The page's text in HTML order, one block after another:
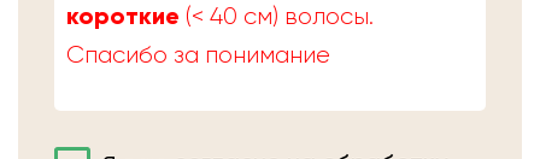
короткие (< 40 см) волосы.
Спасибо за понимание